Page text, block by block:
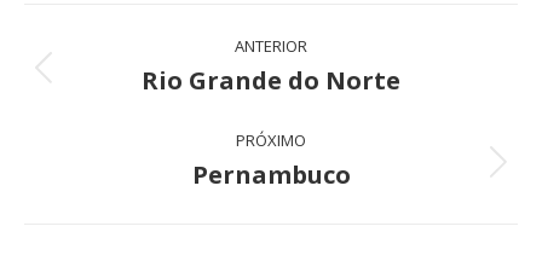
Navegação
de
ANTERIOR
Post
Rio Grande do Norte
PRÓXIMO
Próximo
Pernambuco